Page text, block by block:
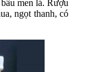
men lá. Rượu
ngọt thanh, có